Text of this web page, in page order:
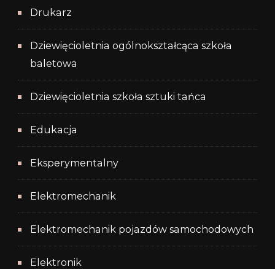
Drukarz
Dziewięcioletnia ogólnokształcąca szkoła
baletowa
Dziewięcioletnia szkoła sztuki tańca
Edukacja
Eksperymentalny
Elektromechanik
Elektromechanik pojazdów samochodowych
Elektronik